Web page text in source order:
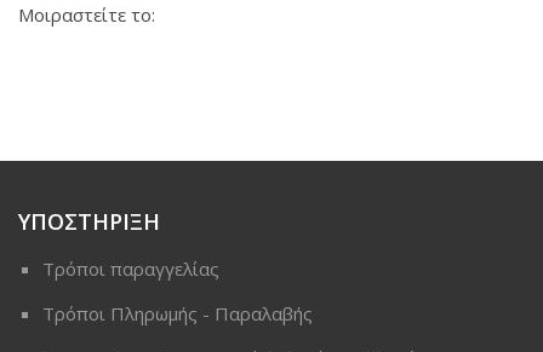
Μοιραστείτε το:
ΥΠΟΣΤΗΡΙΞΗ
Τρόποι παραγγελίας
Τρόποι Πληρωμής - Παραλαβής